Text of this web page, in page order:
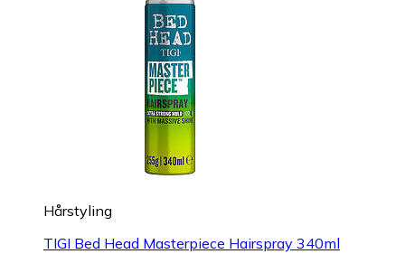
Hårstyling
TIGI Bed Head Masterpiece Hairspray 340ml